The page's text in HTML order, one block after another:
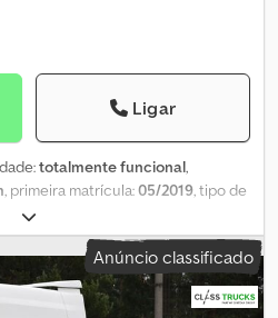
Ligar
totalmente funcional,
, primeira matrícula:05/2019, tipo de
lugares:
pneu:315/80 R22.5, Ano de fabrico:
WMARR4ZZ7JC024384,
casa de banho, controlo
, Informa-se que os documentos do
Anúncio classificado